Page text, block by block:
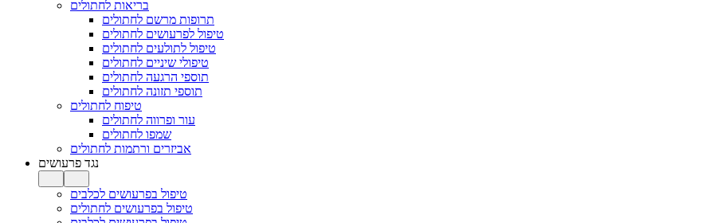
בריאות לחתולים
תרופות מרשם לחתולים
טיפול לפרעושים לחתולים
טיפול לתולעים לחתולים
טיפולי שיניים לחתולים
תוספי הרגעה לחתולים
תוספי תזונה לחתולים
טיפוח לחתולים
עור ופרווה לחתולים
שמפו לחתולים
אביזרים ורתמות לחתולים
נגד פרעושים
טיפול בפרעושים לכלבים
טיפול בפרעושים לחתולים